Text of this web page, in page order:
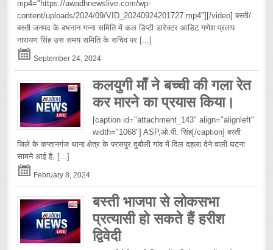
mp4="https://awadhnewslive.com/wp-
content/uploads/2024/09/VID_20240924201727.mp4"][/video] बस्ती/
बस्ती जनपद के बभनान गन्ना समिति में कल डिप्टी डारेक्टर आडिट गणेश प्रताप
नारायण सिंह उस समय समिति के सचिव पर [...]
September 24, 2024
कलयुगी माँ ने बच्ची की गला रेत
कर मारने का प्रयास किया।
[caption id="attachment_143" align="alignleft"
width="1068"] ASP,ओ.पी. सिंह[/caption] बस्ती
जिले के कप्तानगंज थाना क्षेत्र के परसपुर दुबौली गांव में दिल दहला देने वाली घटना
सामने आई है, [...]
February 8, 2024
बस्ती भाजपा से लोकसभा
प्रत्यासी हो सकते हैं हरीश
द्विवेदी